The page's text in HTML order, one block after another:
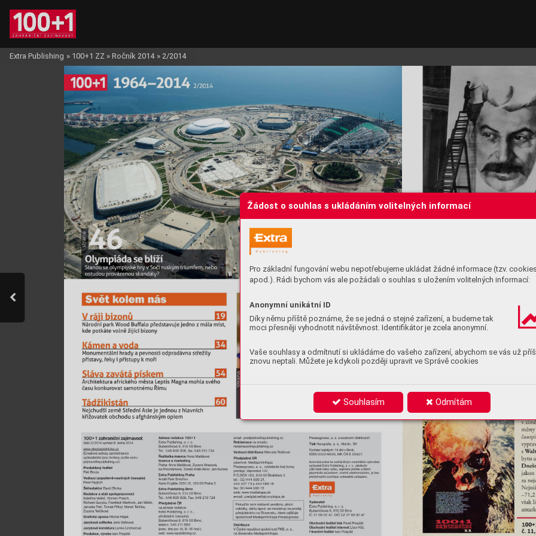
Žádost o souhlas s ukládáním volitelných informací
Pro základní fungování webu nepotřebujeme ukládat žádné informace (tzv.
apod.). Rádi bychom vás ale požádali o souhlas s uložením volitelných informací:
Anonymní unikátní ID
Díky němu příště poznáme, že se jedná o stejné zařízení, a budeme tak
moci přesněji vyhodnotit návštěvnost. Identifikátor je zcela anonymní.
Vaše souhlasy a odmítnutí si ukládáme do vašeho zařízení, abychom se vás už
znovu neptali. Můžete je kdykoli později upravit ve Správě cookies
Souhlasím Odmítám
Extra Publishing » 100+1 ZZ » Ročník 2014 » 2/2014